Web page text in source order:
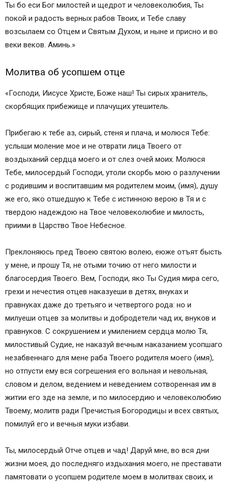
Ты бо еси Бог милостей и щедрот и человеколюбия, Ты
покой и радость верных рабов Твоих, и Тебе славу
возсылаем со Отцем и Святым Духом, и ныне и присно и во
веки веков. Аминь.»
Молитва об усопшем отце
«Господи, Иисусе Христе, Боже наш! Ты сирых хранитель,
скорбящих прибежище и плачущих утешитель.
Прибегаю к тебе аз, сирый, стеня и плача, и молюся Тебе:
услыши моление мое и не отврати лица Твоего от
воздыханий сердца моего и от слез очей моих. Молюся
Тебе, милосердый Господи, утоли скорбь мою о разлучении
с родившим и воспитавшим мя родителем моим, (имя), душу
же его, яко отшедшую к Тебе с истинною верою в Тя и с
твердою надеждою на Твое человеколюбие и милость,
приими в Царство Твое Небесное.
Преклоняюсь пред Твоею святою волею, еюже отъят бысть
у мене, и прошу Тя, не отыми точию от него милости и
благосердия Твоего. Вем, Господи, яко Ты Судия мира сего,
грехи и нечестия отцев наказуеши в детях, внуках и
правнуках даже до третьяго и четвертого рода: но и
милуеши отцев за молитвы и добродетели чад их, внуков и
правнуков. С сокрушением и умилением сердца молю Тя,
милостивый Судие, не наказуй вечным наказанием усопшаго
незабвеннаго для мене раба Твоего родителя моего (имя),
но отпусти ему вся согрешения его вольная и невольная,
словом и делом, ведением и неведением сотворенная им в
житии его зде на земле, и по милосердию и человеколюбию
Твоему, молитв ради Пречистыя Богородицы и всех святых,
помилуй его и вечныя муки избави.
Ты, милосердый Отче отцев и чад! Даруй мне, во вся дни
жизни моея, до последняго издыхания моего, не преставати
памятовати о усопшем родителе моем в молитвах своих, и